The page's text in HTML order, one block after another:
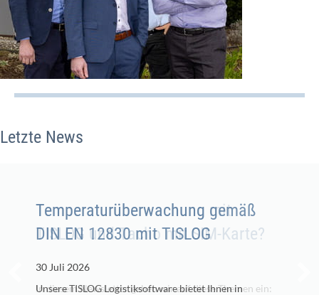
Letzte News
Temperaturüberwachung mit
TISLOG und Tacho mit SIM-Karte?
30 Juli 2026
In diesem Newsletter gehen wir auf diese Themen ein:
Temperaturüberwachung gemäß
DIN EN 12830 mit TISLOG
30 Juli 2026
Unsere TISLOG Logistiksoftware bietet Ihnen in